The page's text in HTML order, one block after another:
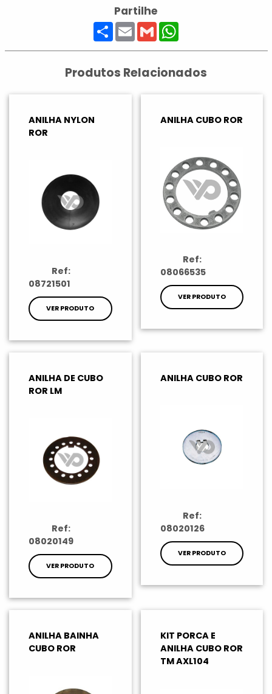
Partilhe
ShareEmailGmail
Produtos Relacionados
ANILHA NYLON
ROR
Ref:
08721501
VER PRODUTO
ANILHA CUBO ROR
Ref:
08066535
VER PRODUTO
ANILHA DE CUBO
ROR LM
Ref:
08020149
VER PRODUTO
ANILHA CUBO ROR
Ref:
08020126
VER PRODUTO
ANILHA BAINHA
CUBO ROR
KIT PORCA E
ANILHA CUBO ROR
TM AXL104